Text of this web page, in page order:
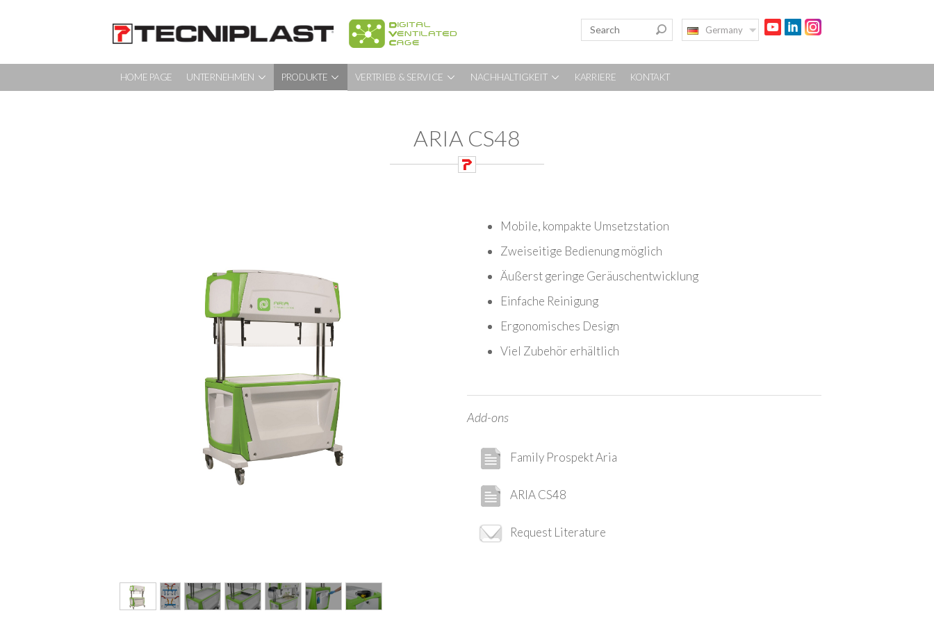
Germany
HOME PAGE UNTERNEHMEN PRODUKTE VERTRIEB & SERVICE NACHHALTIGKEIT KARRIERE KONTAKT
ARIA CS48
Mobile, kompakte Umsetzstation
Zweiseitige Bedienung möglich
Äußerst geringe Geräuschentwicklung
Einfache Reinigung
Ergonomisches Design
Viel Zubehör erhältlich
Add-ons
Family Prospekt Aria
ARIA CS48
Request Literature